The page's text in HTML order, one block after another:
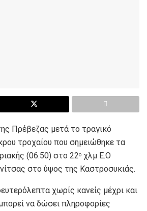
Πρέβεζας μετά το τραγικό
τροχαίου που σημειώθηκε τα
(06.50) στο 22ο χλμ Ε.Ο
στο ύψος της Καστροσυκιάς.
χωρίς κανείς μέχρι και
να δώσει πληροφορίες